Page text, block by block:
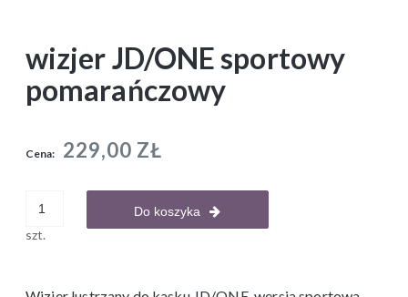
wizjer JD/ONE sportowy
pomarańczowy
Cena: 229,00 ZŁ
szt.
Do koszyka